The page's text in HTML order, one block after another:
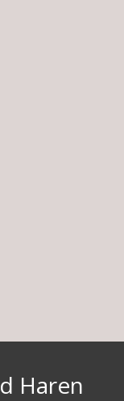
Haren